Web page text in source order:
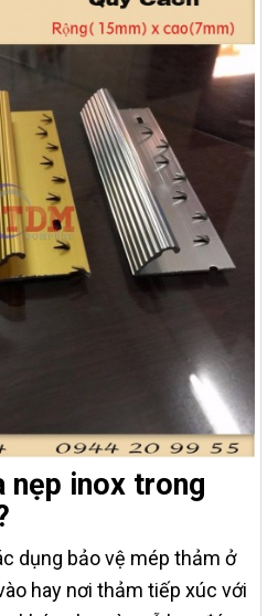
nẹp inox trong
dụng bảo vệ mép thảm ở
hay nơi thảm tiếp xúc với